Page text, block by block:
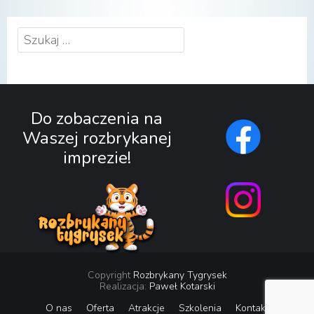
Szukaj:
Do zobaczenia na
Waszej rozbrykanej
imprezie!
Copyright Rozbrykany Tygrysek
Realizacja: Paweł Kotarski
O nas
Oferta Atrakcje Szkolenia Kontakt